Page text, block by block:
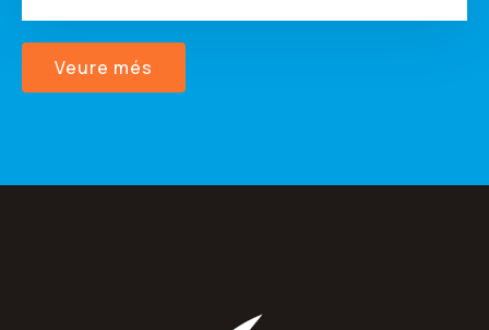
Veure més